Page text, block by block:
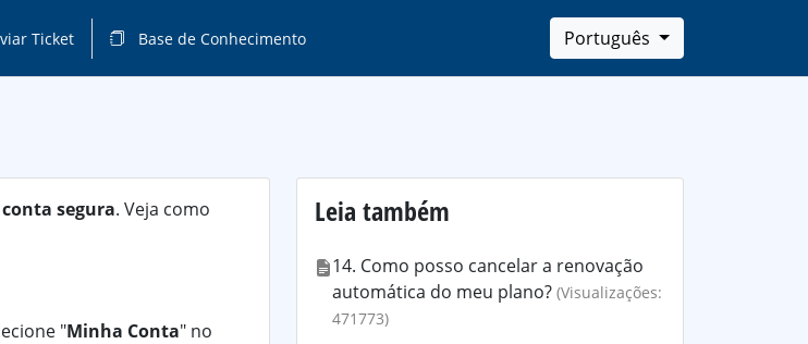
Ticket Base de Conhecimento Português
segura. Veja como
"Minha Conta" no
Leia também
14. Como posso cancelar a renovação
automática do meu plano? (Visualizações:
471773)